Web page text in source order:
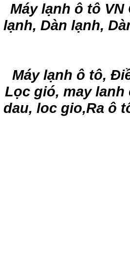
Máy lạnh ô tô
lạnh, Dàn lạnh,
Máy lạnh ô tô,
Lọc gió, may lanh
dau, loc gio,Ra ô